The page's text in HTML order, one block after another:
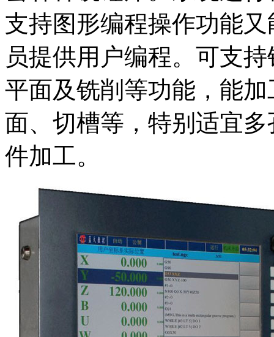
支持图形编程操作功能
员提供用户编程。可支
平面及铣削等功能，能
面、切槽等，特别适宜
件加工。